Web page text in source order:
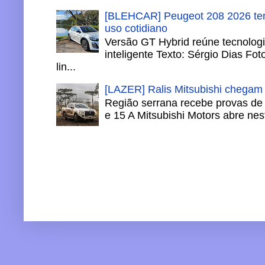
[BLEHCAR] Peugeot 208 2026
uso cotidiano
Versão GT Hybrid reúne
inteligente Texto: Sérgio Dias
lin...
[LAZER] Ralis Mitsubishi
Região serrana recebe provas
e 15 A Mitsubishi Motors abre